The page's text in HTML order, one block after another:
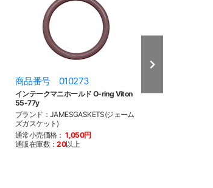
商品番号 010273
インテークマニホールド O-ring Viton
55-77y
ブランド：JAMESGASKETS(ジェーム
ズガスケット)
通常小売価格： 1,050円
通販在庫数：20以上
S&S Oリングタイ